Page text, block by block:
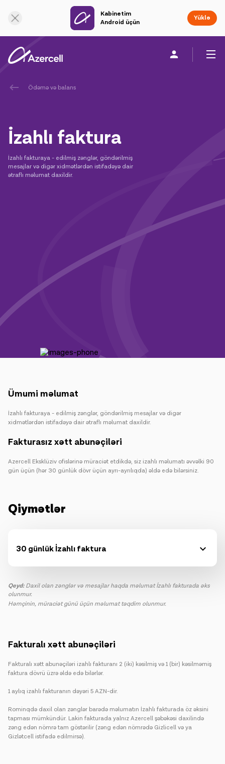
Kabinetim
Android üçün
Yüklə
Fərdi
Tariflər və xidmətlər
Ödəmə və balans
İzahlı faktura
İzahlı fakturaya - edilmiş zənglər, göndərilmiş
mesajlar və digər xidmətlərdən istifadəyə dair
ətraflı məlumat daxildir.
Ümumi məlumat
İzahlı fakturaya - edilmiş zənglər, göndərilmiş mesajlar və digər
xidmətlərdən istifadəyə dair ətraflı məlumat daxildir.
Fakturasız xətt abunəçiləri
Azercell Eksklüziv ofislərinə müraciət etdikdə, siz izahlı məlumatı əvvəlki 90
gün üçün (hər 30 günlük dövr üçün ayrı-ayrılıqda) əldə edə bilərsiniz.
Qiymətlər
30 günlük İzahlı faktura
Qeyd:Daxil olan zənglər və mesajlar haqda məlumat İzahlı fakturada əks
olunmur.
Həmçinin, müraciət günü üçün məlumat təqdim olunmur.
Fakturalı xətt abunəçiləri
Fakturalı xətt abunəçiləri izahlı fakturanı 2 (iki) kəsilmiş və 1 (bir) kəsilməmiş
faktura dövrü üzrə əldə edə bilərlər.
1 aylıq izahlı fakturanın dəyəri 5 AZN-dir.
Rominqdə daxil olan zənglər barədə məlumatın İzahlı fakturada öz əksini
tapması mümkündür. Lakin fakturada yalnız Azercell şəbəkəsi daxilində
zəng edən nömrə tam göstərilir (zəng edən nömrədə Gizlicell və ya
Gizlətcell istifadə edilmirsə).
Onlayn dəstək